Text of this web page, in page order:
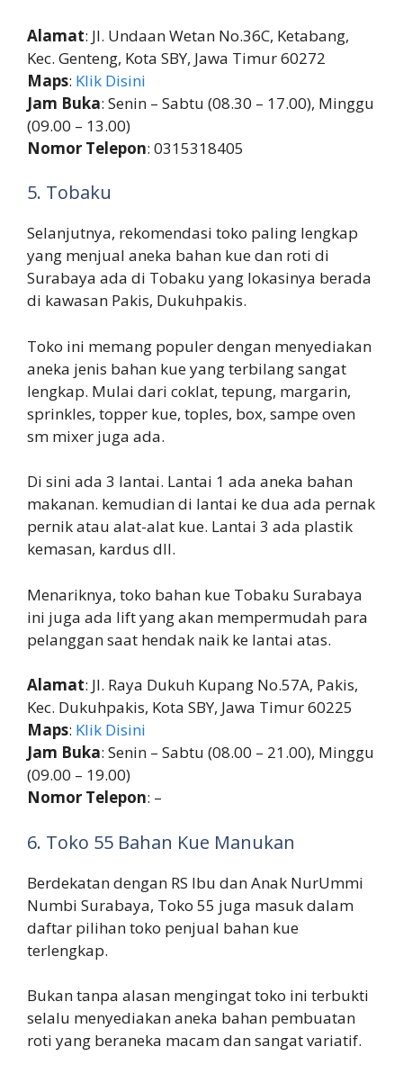
Alamat: Jl. Undaan Wetan No.36C, Ketabang,
Kec. Genteng, Kota SBY, Jawa Timur 60272
Maps: Klik Disini
Jam Buka: Senin – Sabtu (08.30 – 17.00), Minggu
(09.00 – 13.00)
Nomor Telepon: 0315318405
5. Tobaku
Selanjutnya, rekomendasi toko paling lengkap
yang menjual aneka bahan kue dan roti di
Surabaya ada di Tobaku yang lokasinya berada
di kawasan Pakis, Dukuhpakis.
Toko ini memang populer dengan menyediakan
aneka jenis bahan kue yang terbilang sangat
lengkap. Mulai dari coklat, tepung, margarin,
sprinkles, topper kue, toples, box, sampe oven
sm mixer juga ada.
Di sini ada 3 lantai. Lantai 1 ada aneka bahan
makanan. kemudian di lantai ke dua ada pernak
pernik atau alat-alat kue. Lantai 3 ada plastik
kemasan, kardus dll.
Menariknya, toko bahan kue Tobaku Surabaya
ini juga ada lift yang akan mempermudah para
pelanggan saat hendak naik ke lantai atas.
Alamat: Jl. Raya Dukuh Kupang No.57A, Pakis,
Kec. Dukuhpakis, Kota SBY, Jawa Timur 60225
Maps: Klik Disini
Jam Buka: Senin – Sabtu (08.00 – 21.00), Minggu
(09.00 – 19.00)
Nomor Telepon: –
6. Toko 55 Bahan Kue Manukan
Berdekatan dengan RS Ibu dan Anak NurUmmi
Numbi Surabaya, Toko 55 juga masuk dalam
daftar pilihan toko penjual bahan kue
terlengkap.
Bukan tanpa alasan mengingat toko ini terbukti
selalu menyediakan aneka bahan pembuatan
roti yang beraneka macam dan sangat variatif.